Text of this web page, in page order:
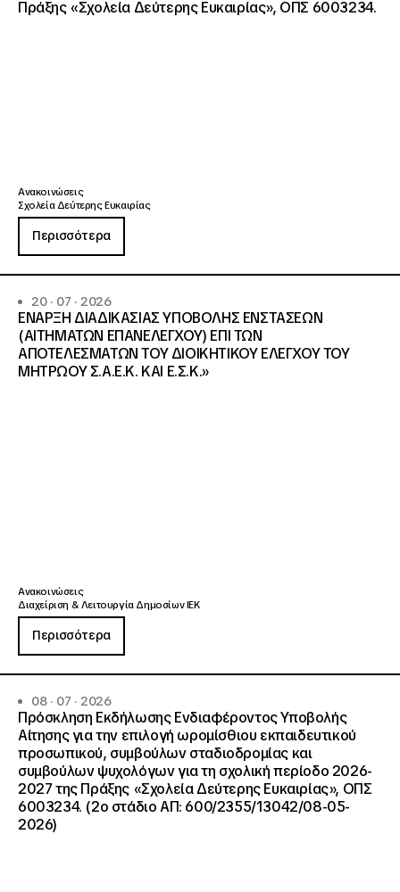
Πράξης «Σχολεία Δεύτερης Ευκαιρίας», ΟΠΣ 6003234.
Ανακοινώσεις
Σχολεία Δεύτερης Ευκαιρίας
Περισσότερα
20 · 07 · 2026
ΕΝΑΡΞΗ ΔΙΑΔΙΚΑΣΙΑΣ ΥΠΟΒΟΛΗΣ ΕΝΣΤΑΣΕΩΝ
(ΑΙΤΗΜΑΤΩΝ ΕΠΑΝΕΛΕΓΧΟΥ) ΕΠΙ ΤΩΝ
ΑΠΟΤΕΛΕΣΜΑΤΩΝ ΤΟΥ ΔΙΟΙΚΗΤΙΚΟΥ ΕΛΕΓΧΟΥ ΤΟΥ
ΜΗΤΡΩΟΥ Σ.Α.Ε.Κ. ΚΑΙ Ε.Σ.Κ.»
Ανακοινώσεις
Διαχείριση & Λειτουργία Δημοσίων ΙΕΚ
Περισσότερα
08 · 07 · 2026
Πρόσκληση Εκδήλωσης Ενδιαφέροντος Υποβολής
Αίτησης για την επιλογή ωρομίσθιου εκπαιδευτικού
προσωπικού, συμβούλων σταδιοδρομίας και
συμβούλων ψυχολόγων για τη σχολική περίοδο 2026-
2027 της Πράξης «Σχολεία Δεύτερης Ευκαιρίας», ΟΠΣ
6003234. (2ο στάδιο ΑΠ: 600/2355/13042/08-05-
2026)